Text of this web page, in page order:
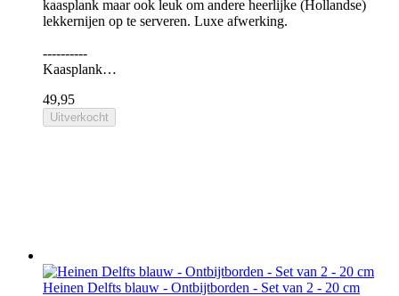
kaasplank maar ook leuk om andere heerlijke (Hollandse)
lekkernijen op te serveren. Luxe afwerking.
----------
Kaasplank…
49,95
Uitverkocht
Heinen Delfts blauw - Ontbijtborden - Set van 2 - 20 cm